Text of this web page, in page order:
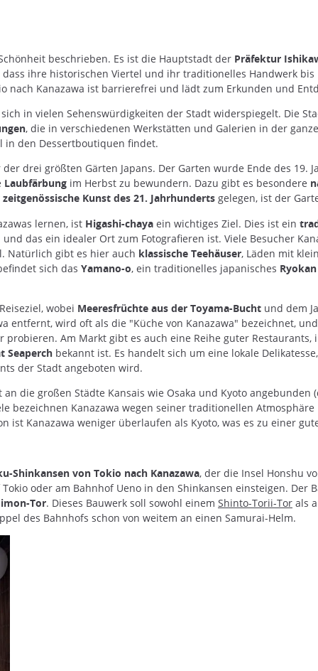
beschrieben. Es ist die Hauptstadt der Präfektur
ihre historischen Viertel und ihr traditionelles Handwerk
nach Kanazawa ist barrierefrei und lädt zum Erkunden und
sich in vielen Sehenswürdigkeiten der Stadt widerspiegelt. Die
, die in verschiedenen Werkstätten und Galerien in der
den Dessertboutiquen findet.
der drei größten Gärten Japans. Der Garten wurde Ende des
Laubfärbung im Herbst zu bewundern. Dazu gibt es besondere
Kunst des 21. Jahrhunderts gelegen, ist der
lernen, ist Higashi-chaya ein wichtiges Ziel. Dies ist ein
das ein idealer Ort zum Fotografieren ist. Viele Besucher
Natürlich gibt es hier auch klassische Teehäuser, Läden mit
sich das Yamano-o, ein traditionelles japanisches
wobei Meeresfrüchte aus der Toyama-Bucht und dem
entfernt, wird oft als die "Küche von Kanazawa" bezeichnet,
Am Markt gibt es auch eine Reihe guter
Seaperch bekannt ist. Es handelt sich um eine lokale
der Stadt angeboten wird.
die großen Städte Kansais wie Osaka und Kyoto
bezeichnen Kanazawa wegen seiner traditionellen
ist Kanazawa weniger überlaufen als Kyoto, was es zu einer
Shinkansen von Tokio nach Kanazawa, der die Insel Honshu
oder am Bahnhof Ueno in den Shinkansen einsteigen.
Tor. Dieses Bauwerk soll sowohl einem Shinto-Torii-Tor als
des Bahnhofs schon von weitem an einen Samurai-Helm.